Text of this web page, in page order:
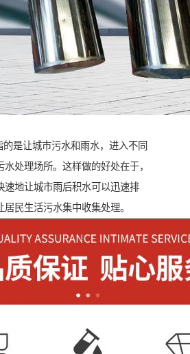
是让城市污水和雨水，进入不同
处理场所。这样做的好处在于，
速地让城市雨后积水可以迅速排
民生活污水集中收集处理。